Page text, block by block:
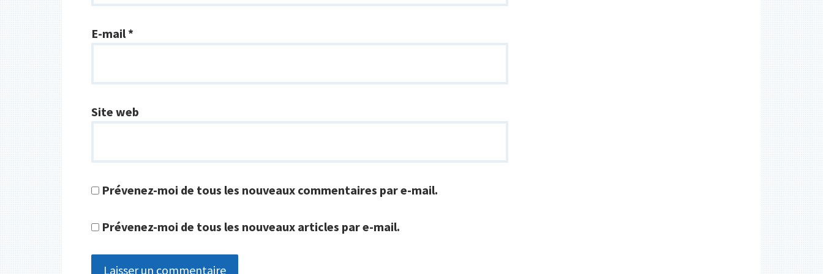
E-mail *
Site web
Prévenez-moi de tous les nouveaux commentaires par e-mail.
Prévenez-moi de tous les nouveaux articles par e-mail.